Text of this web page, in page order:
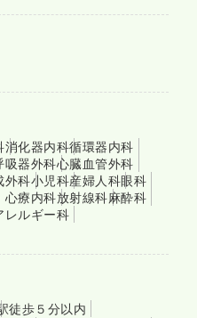
消化器内科循環器内科
吸器外科心臓血管外科
外科小児科産婦人科眼科
心療内科放射線科麻酔科
レルギー科
徒歩５分以内